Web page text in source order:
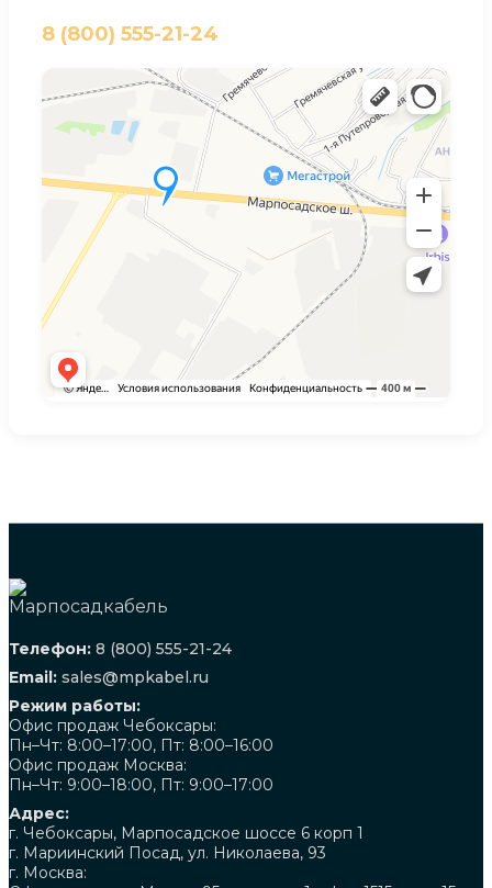
8 (800) 555-21-24
Телефон: 8 (800) 555-21-24
Email: sales@mpkabel.ru
Режим работы:
Офис продаж Чебоксары:
Пн–Чт: 8:00–17:00, Пт: 8:00–16:00
Офис продаж Москва:
Пн–Чт: 9:00–18:00, Пт: 9:00–17:00
Адрес:
г. Чебоксары, Марпосадское шоссе 6 корп 1
г. Мариинский Посад, ул. Николаева, 93
г. Москва: